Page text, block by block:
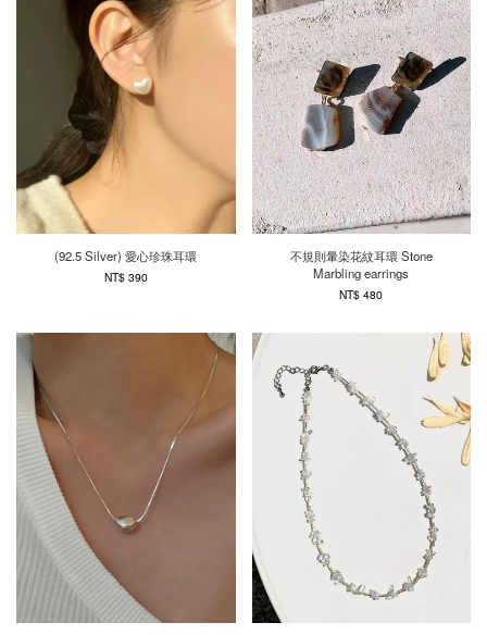
(92.5 Silver) 愛心珍珠耳環
NT$ 390
不規則暈染花紋耳環 Stone
Marbling earrings
NT$ 480